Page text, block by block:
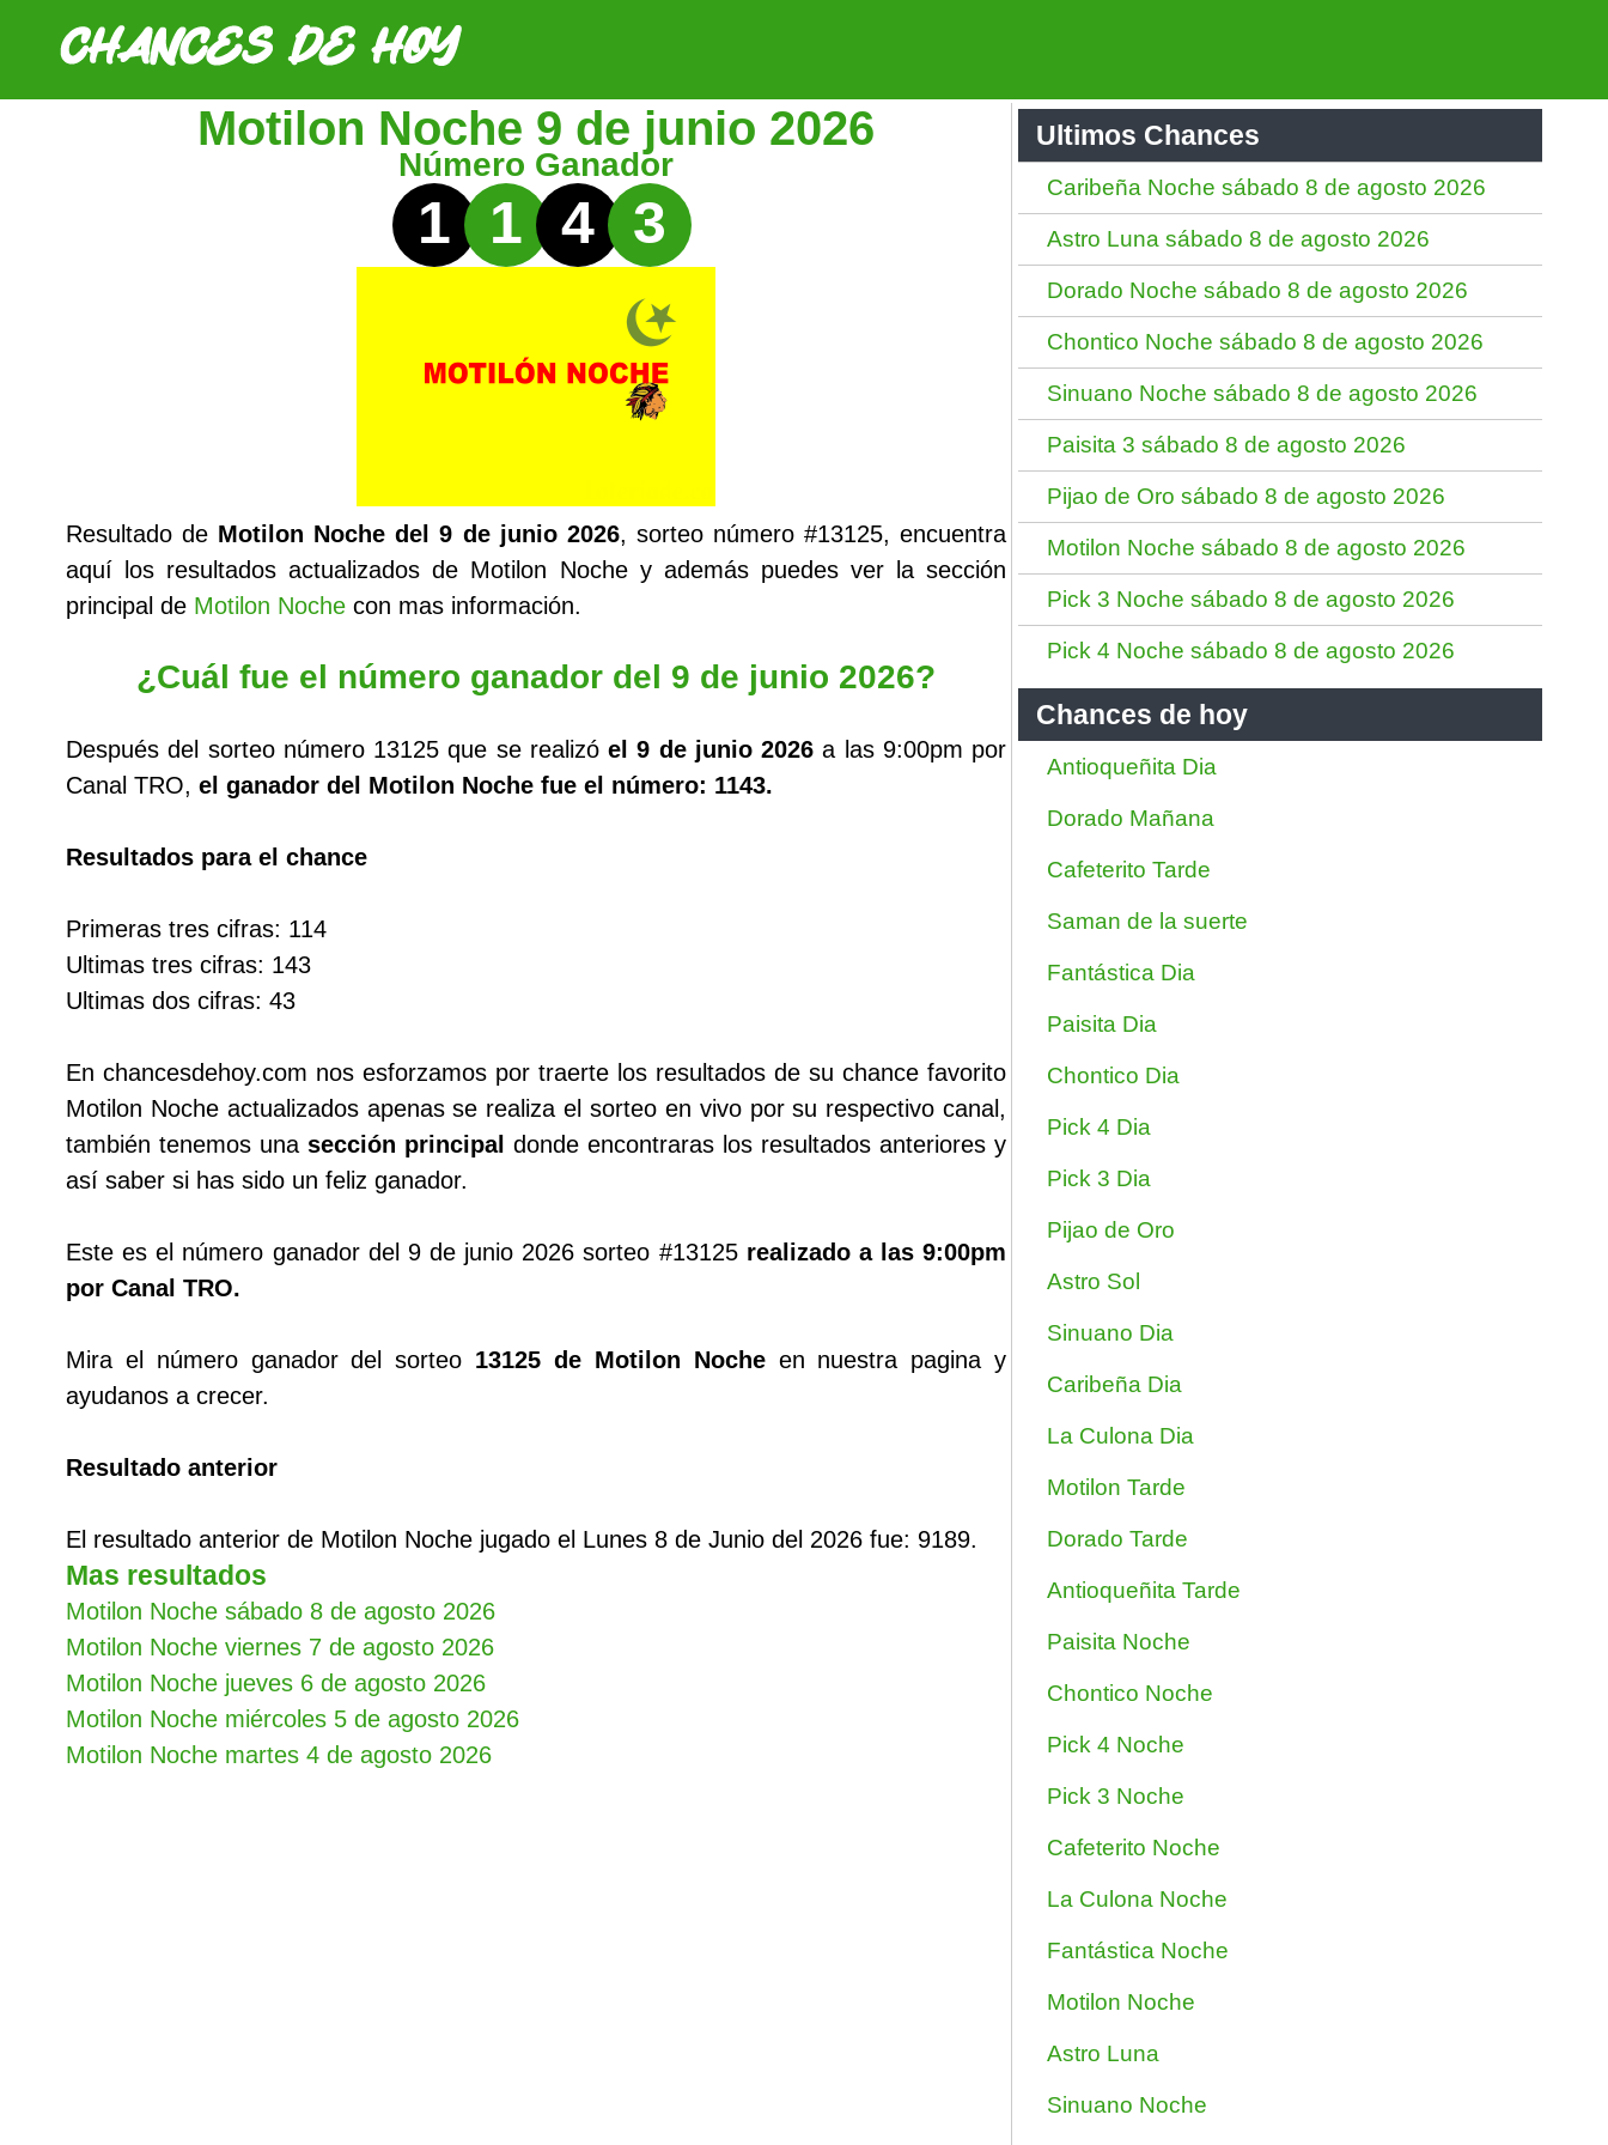
Motilon Noche 9 de junio 2026
Número Ganador
1 1 4 3
Resultado de Motilon Noche del 9 de junio 2026, sorteo número #13125, encuentra
aquí los resultados actualizados de Motilon Noche y además puedes ver la sección
principal de Motilon Noche con mas información.
¿Cuál fue el número ganador del 9 de junio 2026?
Después del sorteo número 13125 que se realizóel 9 de junio 2026 a las 9:00pm por
Canal TRO, el ganador del Motilon Noche fue el número: 1143.
Resultados para el chance
Primeras tres cifras: 114
Ultimas tres cifras: 143
Ultimas dos cifras: 43
En chancesdehoy.com nos esforzamos por traerte los resultados de su chance favorito
Motilon Noche actualizados apenas se realiza el sorteo en vivo por su respectivo canal,
también tenemos unasección principal donde encontraras los resultados anteriores y
así saber si has sido un feliz ganador.
Este es el número ganador del 9 de junio 2026 sorteo #13125 realizado a las 9:00pm
por Canal TRO.
Mira el número ganador del sorteo 13125 de Motilon Nocheen nuestra pagina y
ayudanos a crecer.
Resultado anterior
El resultado anterior de Motilon Noche jugado el Lunes 8 de Junio del 2026 fue: 9189.
Mas resultados
Motilon Noche sábado 8 de agosto 2026
Motilon Noche viernes 7 de agosto 2026
Motilon Noche jueves 6 de agosto 2026
Motilon Noche miércoles 5 de agosto 2026
Motilon Noche martes 4 de agosto 2026
Ultimos Chances
Caribeña Noche sábado 8 de agosto 2026
Astro Luna sábado 8 de agosto 2026
Dorado Noche sábado 8 de agosto 2026
Chontico Noche sábado 8 de agosto 2026
Sinuano Noche sábado 8 de agosto 2026
Paisita 3 sábado 8 de agosto 2026
Pijao de Oro sábado 8 de agosto 2026
Motilon Noche sábado 8 de agosto 2026
Pick 3 Noche sábado 8 de agosto 2026
Pick 4 Noche sábado 8 de agosto 2026
Chances de hoy
Antioqueñita Dia
Dorado Mañana
Cafeterito Tarde
Saman de la suerte
Fantástica Dia
Paisita Dia
Chontico Dia
Pick 4 Dia
Pick 3 Dia
Pijao de Oro
Astro Sol
Sinuano Dia
Caribeña Dia
La Culona Dia
Motilon Tarde
Dorado Tarde
Antioqueñita Tarde
Paisita Noche
Chontico Noche
Pick 4 Noche
Pick 3 Noche
Cafeterito Noche
La Culona Noche
Fantástica Noche
Motilon Noche
Astro Luna
Sinuano Noche